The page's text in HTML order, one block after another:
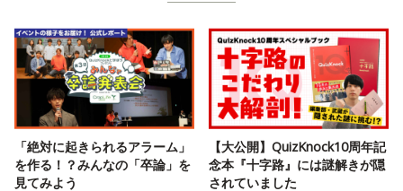
「絶対に起きられるアラーム」
を作る！？みんなの「卒論」を
見てみよう
【大公開】QuizKnock10周年記
念本『十字路』には謎解きが隠
されていました